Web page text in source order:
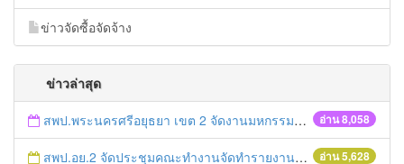
ข่าวจัดซื้อจัดจ้าง
ข่าวล่าสุด
อ่าน 8,058
สพป.พระนครศรีอยุธยา เขต 2 จัดงานมหกรรมการศึกษาอยุธยาสู่อาเซียน
อ่าน 5,628
สพป.อย.2 จัดประชุมคณะทำงานจัดทำรายงานและติดตามประเมินผลการควบคุมภายใน